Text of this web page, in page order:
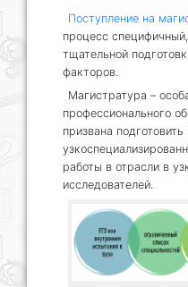
Поступление на
процесс
тщательной
факторов.
Магистратура –
профессионального
призвана
работы в отрасли в
исследователей.